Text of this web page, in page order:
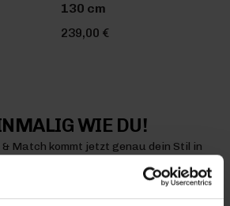
130 cm
239,00 €
WIE DU!
Match kommt jetzt genau dein Stil in